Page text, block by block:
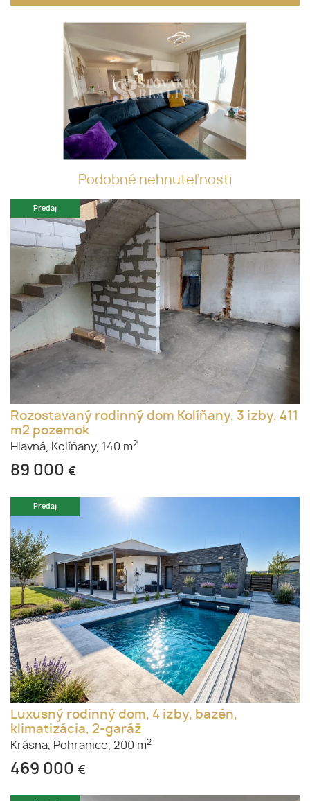
Podobné nehnuteľnosti
Predaj
Rozostavaný rodinný dom Kolíňany, 3 izby, 411
m2 pozemok
Hlavná, Kolíňany, 140 m2
89 000 €
Predaj
Luxusný rodinný dom, 4 izby, bazén,
klimatizácia, 2-garáž
Krásna, Pohranice, 200 m2
469 000 €